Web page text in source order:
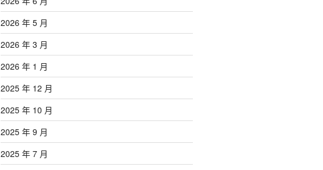
2026 年 5 月
2026 年 3 月
2026 年 1 月
2025 年 12 月
2025 年 10 月
2025 年 9 月
2025 年 7 月